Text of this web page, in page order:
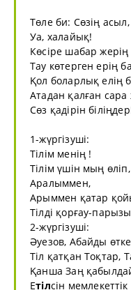
Төле би: Сөзің
Уа, халайық!
Көсіре шабар жерің
Тау көтерген ерің
Қол боларлық елің
Атадан қалған
Сөз қадірін
1-жүргізуші:
Тілім менің !
Тілім үшін мың өліп,
Аралыммен,
Арыммен қатар
Тілді қорғау-
2-жүргізуші:
Әуезов, Абайды
Тіл қатқан Тоқтар,
Қанша Заң
Етілсін мемлекеттік